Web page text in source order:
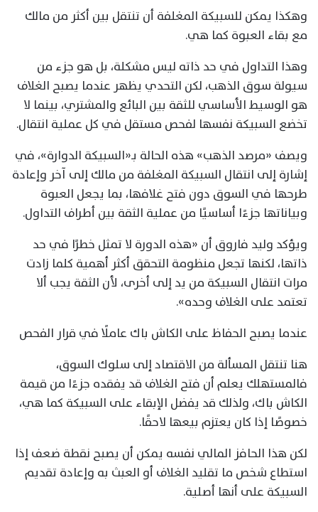
وهكذا يمكن للسبيكة المغلفة أن تنتقل بين أكثر من مالك
مع بقاء العبوة كما هي.
وهذا التداول في حد ذاته ليس مشكلة، بل هو جزء من
سيولة سوق الذهب، لكن التحدي يظهر عندما يصبح الغلاف
هو الوسيط الأساسي للثقة بين البائع والمشتري، بينما لا
تخضع السبيكة نفسها لفحص مستقل في كل عملية انتقال.
ويصف «مرصد الذهب» هذه الحالة بـ«السبيكة الدوارة»، في
إشارة إلى انتقال السبيكة المغلفة من مالك إلى آخر وإعادة
طرحها في السوق دون فتح غلافها، بما يجعل العبوة
وبياناتها جزءًا أساسيًا من عملية الثقة بين أطراف التداول.
ويؤكد وليد فاروق أن «هذه الدورة لا تمثل خطرًا في حد
ذاتها، لكنها تجعل منظومة التحقق أكثر أهمية كلما زادت
مرات انتقال السبيكة من يد إلى أخرى، لأن الثقة يجب ألا
تعتمد على الغلاف وحده».
عندما يصبح الحفاظ على الكاش باك عاملًا في قرار الفحص
هنا تنتقل المسألة من الاقتصاد إلى سلوك السوق،
فالمستهلك يعلم أن فتح الغلاف قد يفقده جزءًا من قيمة
الكاش باك، ولذلك قد يفضل الإبقاء على السبيكة كما هي،
خصوصًا إذا كان يعتزم بيعها لاحقًا.
لكن هذا الحافز المالي نفسه يمكن أن يصبح نقطة ضعف إذا
استطاع شخص ما تقليد الغلاف أو العبث به وإعادة تقديم
السبيكة على أنها أصلية.